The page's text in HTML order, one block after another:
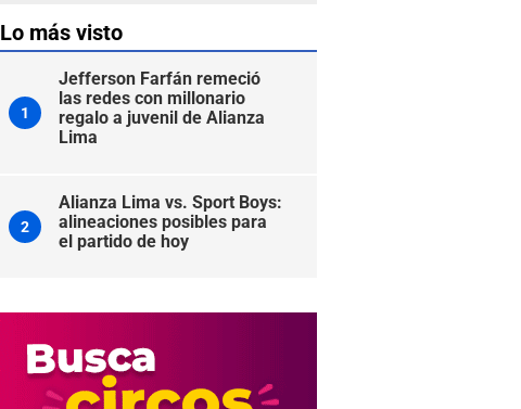
Lo más visto
1
Jefferson Farfán remeció
las redes con millonario
regalo a juvenil de Alianza
Lima
2
Alianza Lima vs. Sport Boys:
alineaciones posibles para
el partido de hoy